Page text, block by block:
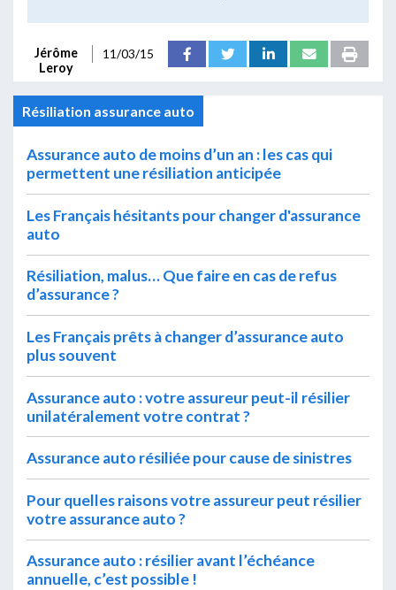
Jérôme
Leroy
11/03/15
Résiliation assurance auto
Assurance auto de moins d’un an : les cas qui
permettent une résiliation anticipée
Les Français hésitants pour changer d'assurance
auto
Résiliation, malus… Que faire en cas de refus
d’assurance ?
Les Français prêts à changer d’assurance auto
plus souvent
Assurance auto : votre assureur peut-il résilier
unilatéralement votre contrat ?
Assurance auto résiliée pour cause de sinistres
Pour quelles raisons votre assureur peut résilier
votre assurance auto ?
Assurance auto : résilier avant l’échéance
annuelle, c’est possible !